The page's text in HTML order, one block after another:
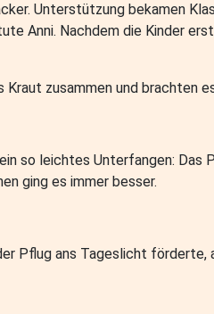
Unterstützung bekamen
Anni. Nachdem die Kinder
zusammen und brachten
so leichtes Unterfangen:
ging es immer besser.
Pflug ans Tageslicht